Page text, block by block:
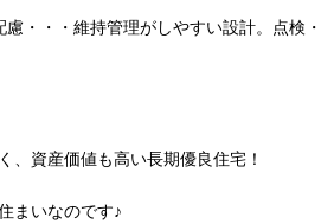
・・・維持管理がしやすい設計。点検・
、資産価値も高い長期優良住宅！
まいなのです♪